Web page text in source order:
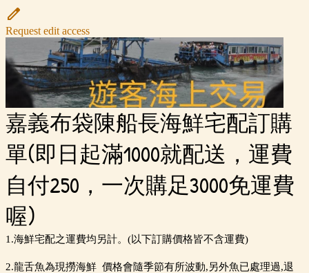
Request edit access
嘉義布袋陳船長海鮮宅配訂購
單(即日起滿1000就配送，運費
自付250，一次購足3000免運費
喔)
1.海鮮宅配之運費均另計。(以下訂購價格皆不含運費)
2.龍舌魚為現撈海鮮 價格會隨季節有所波動,另外魚已處理過,退